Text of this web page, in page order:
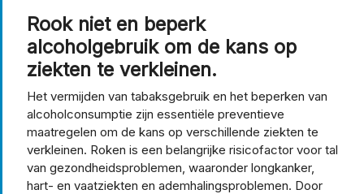
Rook niet en beperk
alcoholgebruik om de kans op
ziekten te verkleinen.
Het vermijden van tabaksgebruik en het beperken van
alcoholconsumptie zijn essentiële preventieve
maatregelen om de kans op verschillende ziekten te
verkleinen. Roken is een belangrijke risicofactor voor tal
van gezondheidsproblemen, waaronder longkanker,
hart- en vaatziekten en ademhalingsproblemen. Door